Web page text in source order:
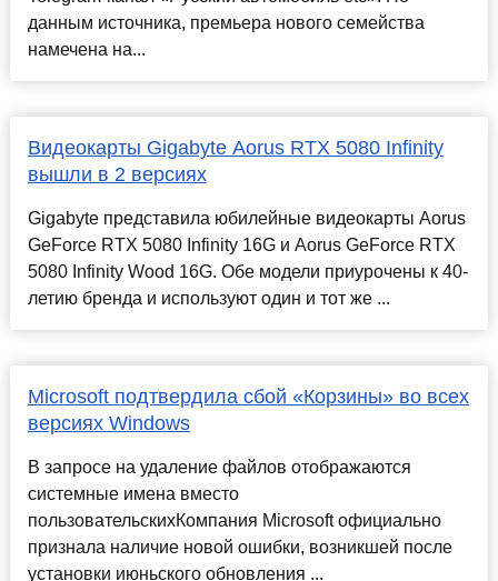
данным источника, премьера нового семейства
намечена на...
Видеокарты Gigabyte Aorus RTX 5080 Infinity
вышли в 2 версиях
Gigabyte представила юбилейные видеокарты Aorus
GeForce RTX 5080 Infinity 16G и Aorus GeForce RTX
5080 Infinity Wood 16G. Обе модели приурочены к 40-
летию бренда и используют один и тот же ...
Microsoft подтвердила сбой «Корзины» во всех
версиях Windows
В запросе на удаление файлов отображаются
системные имена вместо
пользовательскихКомпания Microsoft официально
признала наличие новой ошибки, возникшей после
установки июньского обновления ...